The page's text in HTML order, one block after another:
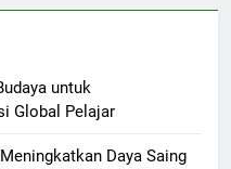
untuk
Global Pelajar
Daya Saing